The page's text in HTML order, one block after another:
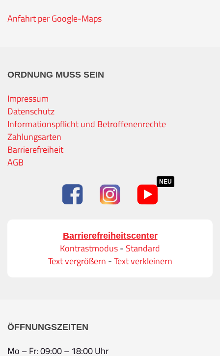
Anfahrt per Google-Maps
ORDNUNG MUSS SEIN
Impressum
Datenschutz
Informationspflicht und Betroffenenrechte
Zahlungsarten
Barrierefreiheit
AGB
NEU
Barrierefreiheitscenter
Kontrastmodus- Standard
Text vergrößern -Text verkleinern
ÖFFNUNGSZEITEN
Mo – Fr: 09:00 – 18:00 Uhr